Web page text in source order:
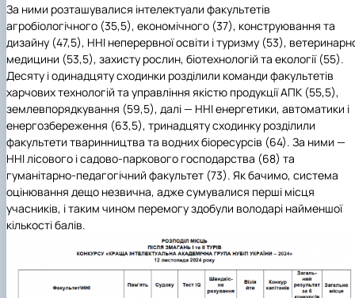
За ними розташувалися інтелектуали факультетів
агробіологічного (35,5), економічного (37), конструювання та
дизайну (47,5), ННІ неперервної освіти і туризму (53),
медицини (53,5), захисту рослин, біотехнологій та екології (55).
Десяту і одинадцяту сходинки розділили команди факультетів
харчових технологій та управління якістю продукції АПК (55,5),
землевпорядкування (59,5), далі — ННІ енергетики, автоматики і
енергозбереження (63,5), тринадцяту сходинку розділили
факультети тваринництва та водних біоресурсів (64). За ними —
ННІ лісового і садово-паркового господарства (68) та
гуманітарно-педагогічний факультет (73). Як бачимо, система
оцінювання дещо незвична, адже сумувалися перші місця
учасників, і таким чином перемогу здобули володарі найменшої
кількості балів.